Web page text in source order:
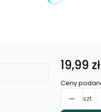
Cena
19,99 zł
Ceny
szt.